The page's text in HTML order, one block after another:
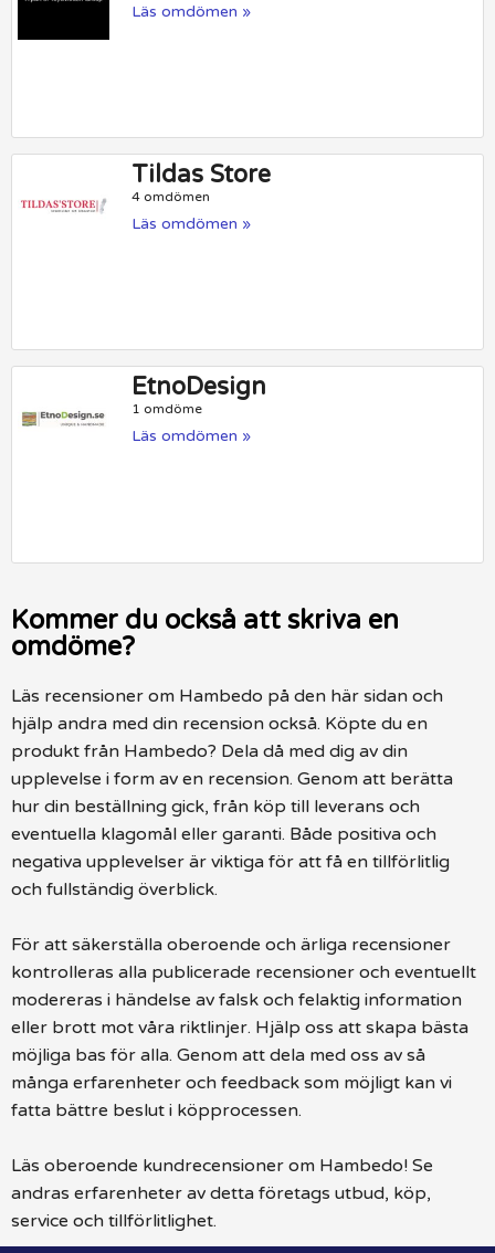
Läs omdömen »
Tildas Store
4 omdömen
Läs omdömen »
EtnoDesign
1 omdöme
Läs omdömen »
Kommer du också att skriva en
omdöme?
Läs recensioner om Hambedo på den här sidan och
hjälp andra med din recension också. Köpte du en
produkt från Hambedo? Dela då med dig av din
upplevelse i form av en recension. Genom att berätta
hur din beställning gick, från köp till leverans och
eventuella klagomål eller garanti. Både positiva och
negativa upplevelser är viktiga för att få en tillförlitlig
och fullständig överblick.
För att säkerställa oberoende och ärliga recensioner
kontrolleras alla publicerade recensioner och eventuellt
modereras i händelse av falsk och felaktig information
eller brott mot våra riktlinjer. Hjälp oss att skapa bästa
möjliga bas för alla. Genom att dela med oss av så
många erfarenheter och feedback som möjligt kan vi
fatta bättre beslut i köpprocessen.
Läs oberoende kundrecensioner om Hambedo! Se
andras erfarenheter av detta företags utbud, köp,
service och tillförlitlighet.